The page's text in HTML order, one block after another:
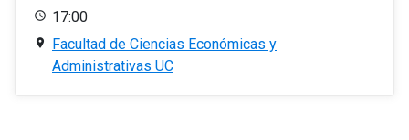
17:00
Facultad de Ciencias Económicas y
Administrativas UC